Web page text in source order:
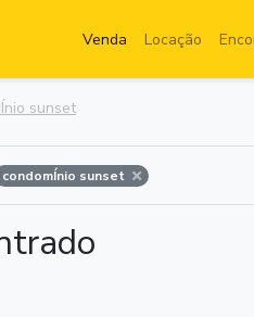
Venda Locação
sunset
condomÍnio sunset